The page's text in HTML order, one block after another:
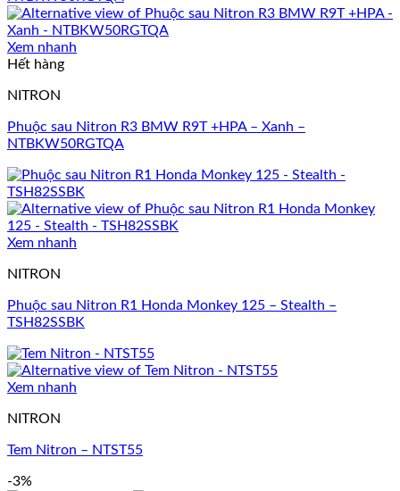
Xem nhanh
Hết hàng
NITRON
Phuộc sau Nitron R3 BMW R9T +HPA – Xanh –
NTBKW50RGTQA
Xem nhanh
NITRON
Phuộc sau Nitron R1 Honda Monkey 125 – Stealth –
TSH82SSBK
Xem nhanh
NITRON
Tem Nitron – NTST55
-3%